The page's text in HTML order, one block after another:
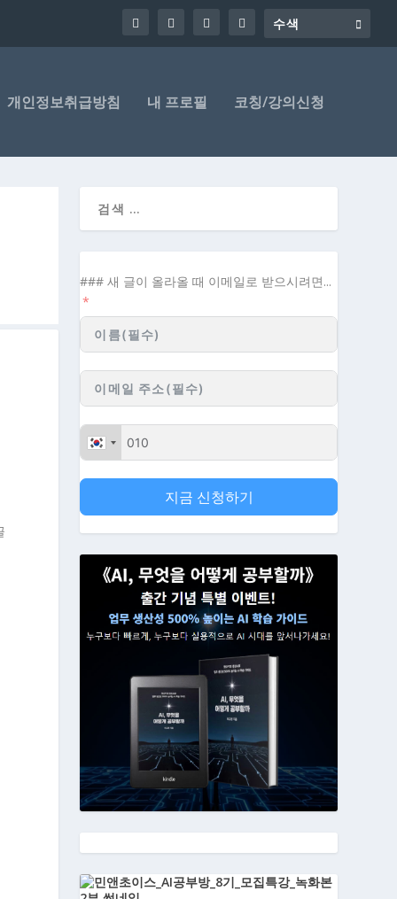
개인정보취급방침 내 프로필 코칭/강의신청
### 새 글이 올라올 때 이메일로 받으시려면...
지금 신청하기